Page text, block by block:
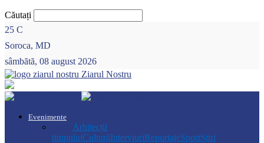
Căutați
25 C
Soroca, MD
sâmbătă, 08 august 2026
Ziarul Nostru
Evenimente
Arhitecții
timpuluiCulturăInterviuriReportajeSportȘtiri